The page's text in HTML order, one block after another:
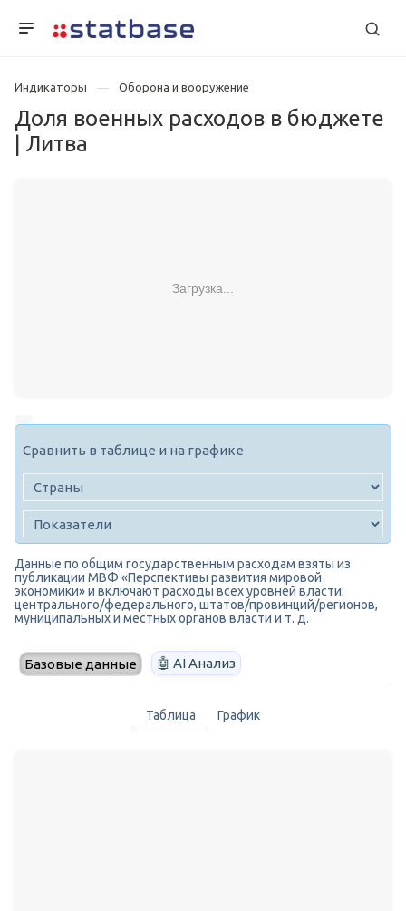
Индикаторы Оборона и вооружение
Доля военных расходов в бюджете
| Литва
Загрузка...
Сравнить в таблице и на графике
Данные по общим государственным расходам взяты из
публикации МВФ «Перспективы развития мировой
экономики» и включают расходы всех уровней власти:
центрального/федерального, штатов/провинций/регионов,
муниципальных и местных органов власти и т. д.
Базовые данные 🤖 AI Анализ
Таблица График